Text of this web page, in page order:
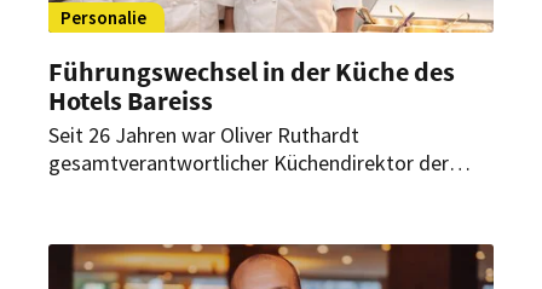
Personalie
Führungswechsel in der Küche des
Hotels Bareiss
Seit 26 Jahren war Oliver Ruthardt
gesamtverantwortlicher Küchendirektor der
übergibt er beide Positionen an seinen
Nachfolger.